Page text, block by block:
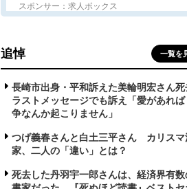
スポンサー：求人ボックス
追悼 一覧を
長崎市出身・平和訴えた美輪明宏さん
ラストメッセージでも訴え「愛があれ
争なんか起こりません」
つげ義春さんと白土三平さん カリスマ
家、二人の「違い」とは？
死去した丹羽宇一郎さんは、経済界有